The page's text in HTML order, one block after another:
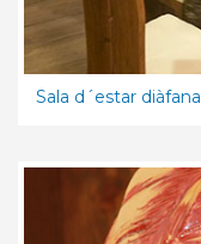
Sala d´estar diàfana